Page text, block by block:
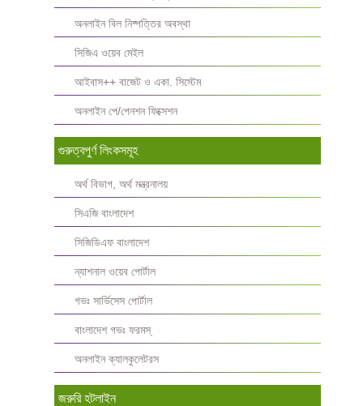
অনলাইন বিল নিষ্পত্তির অবস্থা
সিজিএ ওয়েব মেইল
আইবাস++ বাজেট ও একা. সিস্টেম
অনলাইন পে/পেনশন ফিক্সেশন
গুরুত্বপুর্ণ লিংকসমূহ
অর্থ বিভাগ, অর্থ মন্ত্রনালয়
সিএজি বাংলাদেশ
সিজিডিএফ বাংলাদেশ
ন্যাশনাল ওয়েব পোর্টাল
গভঃ সার্ভিসেস পোর্টাল
বাংলাদেশ গভঃ ফরমস্‌
অনলাইন ক্যালকুলেটরস
জরুরি হটলাইন